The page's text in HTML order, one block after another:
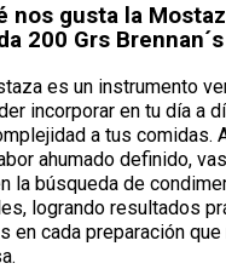
nos gusta la
200 Grs Brennan´s
es un instrumento
incorporar en tu día a
a tus comidas.
ahumado definido,
la búsqueda de
logrando resultados
en cada preparación